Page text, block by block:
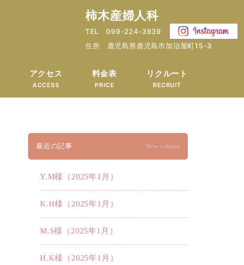
柿木産婦人科
TEL 099-224-3939
住所 鹿児島県鹿児島市加治屋町15-3
アクセス
ACCESS
料金表
PRICE
リクルート
RECRUIT
最近の記事 New column
Y.M様（2025年1月）
K.H様（2025年1月）
M.S様（2025年1月）
H.K様（2025年1月）